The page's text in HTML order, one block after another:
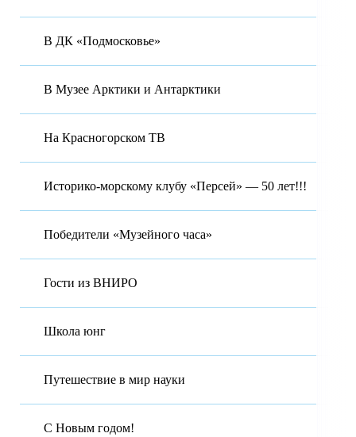
В ДК «Подмосковье»
В Музее Арктики и Антарктики
На Красногорском ТВ
Историко-морскому клубу «Персей» — 50 лет!!!
Победители «Музейного часа»
Гости из ВНИРО
Школа юнг
Путешествие в мир науки
С Новым годом!